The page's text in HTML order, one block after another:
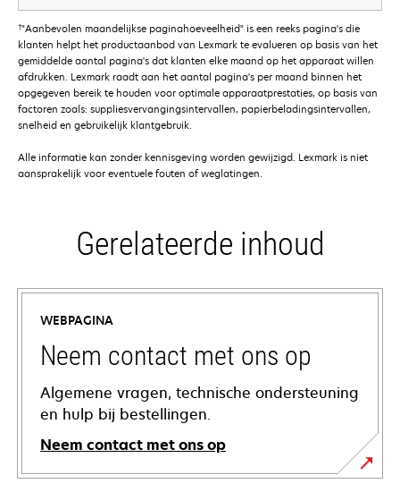
†"Aanbevolen maandelijkse paginahoeveelheid" is een reeks pagina's die
klanten helpt het productaanbod van Lexmark te evalueren op basis van het
gemiddelde aantal pagina's dat klanten elke maand op het apparaat willen
afdrukken. Lexmark raadt aan het aantal pagina's per maand binnen het
opgegeven bereik te houden voor optimale apparaatprestaties, op basis van
factoren zoals: suppliesvervangingsintervallen, papierbeladingsintervallen,
snelheid en gebruikelijk klantgebruik.
Alle informatie kan zonder kennisgeving worden gewijzigd. Lexmark is niet
aansprakelijk voor eventuele fouten of weglatingen.
Gerelateerde inhoud
WEBPAGINA
Neem contact met ons op
Algemene vragen, technische ondersteuning
en hulp bij bestellingen.
Neem contact met ons op